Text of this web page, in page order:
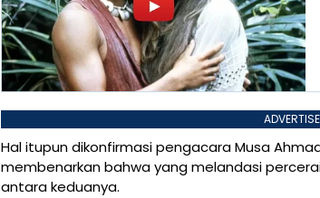
Hal itupun dikonfirmasi pengacara Musa
membenarkan bahwa yang melandasi
antara keduanya.